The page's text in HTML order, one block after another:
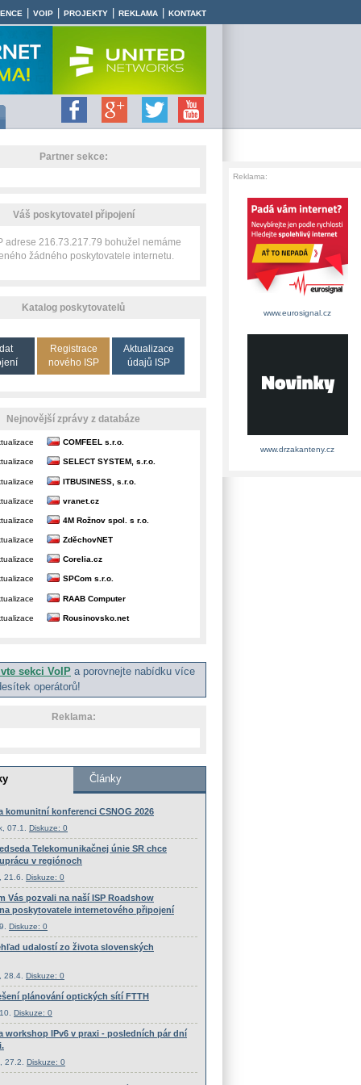
VOIP PROJEKTY REKLAMA KONTAKT
Partner sekce:
Váš poskytovatel připojení
adrese 216.73.217.79 bohužel nemáme
žádného poskytovatele internetu.
Katalog poskytovatelů
Registrace
nového ISP
Aktualizace
údajů ISP
Nejnovější zprávy z databáze
COMFEEL s.r.o.
SELECT SYSTEM, s.r.o.
ITBUSINESS, s.r.o.
vranet.cz
4M Rožnov spol. s r.o.
ZděchovNET
Corelia.cz
SPCom s.r.o.
RAAB Computer
Rousinovsko.net
sekci VoIP a porovnejte nabídku více
operátorů!
Reklama:
Reklama:
www.eurosignal.cz
www.drzakanteny.cz